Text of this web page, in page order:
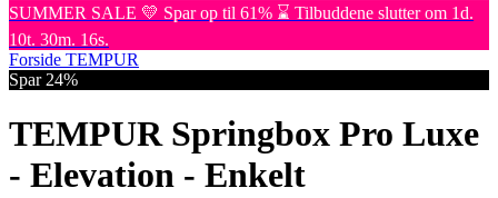
SUMMER SALE 💛 Spar op til 61% ⌛ Tilbuddene slutter om 1d.
10t. 30m. 16s.
Forside TEMPUR
Spar 24%
TEMPUR Springbox Pro Luxe
- Elevation - Enkelt